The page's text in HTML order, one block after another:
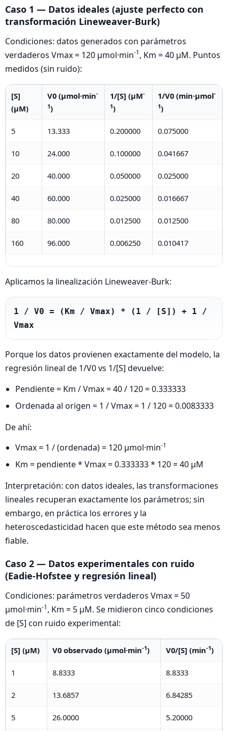
Caso 1 — Datos ideales (ajuste perfecto con
transformación Lineweaver‑Burk)
Condiciones: datos generados con parámetros
verdaderos Vmax = 120 µmol·min-1, Km = 40 µM. Puntos
medidos (sin ruido):
[S]
(µM)
V0 (µmol·min-
1)
1/[S] (µM-
1)
1/V0 (min·µmol-
1)
5 13.333 0.200000 0.075000
10 24.000 0.100000 0.041667
20 40.000 0.050000 0.025000
40 60.000 0.025000 0.016667
80 80.000 0.012500 0.012500
160 96.000 0.006250 0.010417
Aplicamos la linealización Lineweaver‑Burk:
1 / V0 = (Km / Vmax) * (1 / [S]) + 1 /
Vmax
Porque los datos provienen exactamente del modelo, la
regresión lineal de 1/V0 vs 1/[S] devuelve:
Pendiente = Km / Vmax = 40 / 120 = 0.333333
Ordenada al origen = 1 / Vmax = 1 / 120 = 0.0083333
De ahí:
Vmax = 1 / (ordenada) = 120 µmol·min-1
Km = pendiente * Vmax = 0.333333 * 120 = 40 µM
Interpretación: con datos ideales, las transformaciones
lineales recuperan exactamente los parámetros; sin
embargo, en práctica los errores y la
heteroscedasticidad hacen que este método sea menos
fiable.
Caso 2 — Datos experimentales con ruido
(Eadie‑Hofstee y regresión lineal)
Condiciones: parámetros verdaderos Vmax = 50
µmol·min-1, Km = 5 µM. Se midieron cinco condiciones
de [S] con ruido experimental:
[S] (µM) V0 observado (µmol·min-1) V0/[S] (min-1)
1 8.8333 8.8333
2 13.6857 6.84285
5 26.0000 5.20000